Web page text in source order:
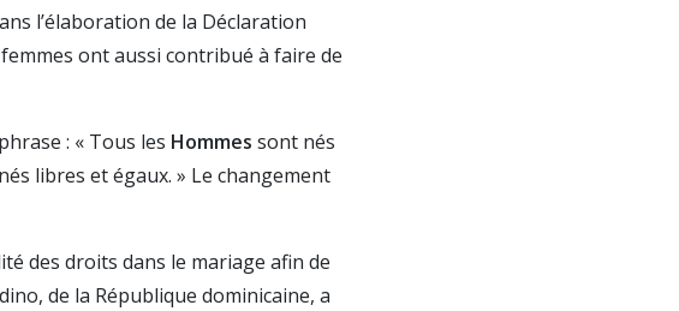
l’élaboration de la Déclaration
ont aussi contribué à faire de
: « Tous les Hommes sont nés
libres et égaux. » Le changement
des droits dans le mariage afin de
de la République dominicaine, a